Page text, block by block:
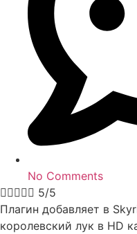
No Comments
 5/5
Плагин добавляет в
королевский лук в HD